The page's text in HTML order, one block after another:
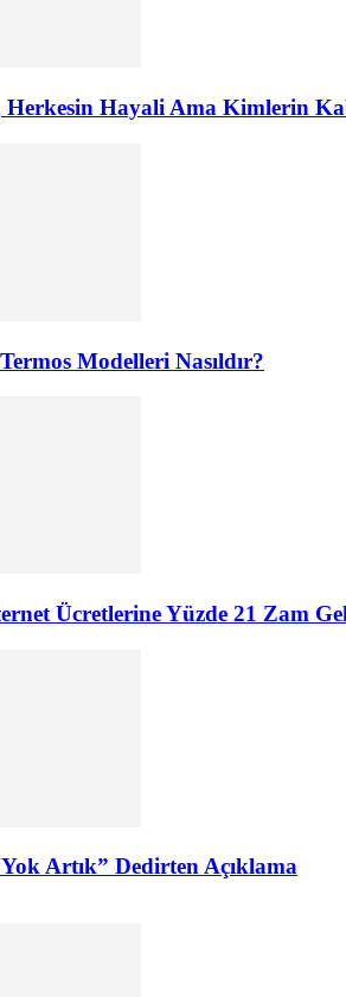
Hayali Ama Kimlerin
Modelleri Nasıldır?
Ücretlerine Yüzde 21 Zam
Artık” Dedirten Açıklama